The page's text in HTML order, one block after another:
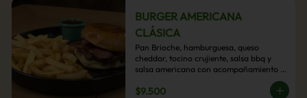
BURGER AMERICANA
CLÁSICA
Pan Brioche, hamburguesa, queso
cheddar, tocino crujiente, salsa bbq y
salsa americana con acompañamiento
$9.500